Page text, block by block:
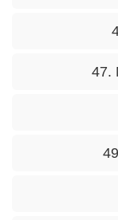
47.